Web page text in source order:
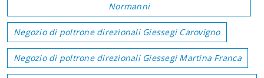
Normanni
Negozio di poltrone direzionali Giessegi Carovigno
Negozio di poltrone direzionali Giessegi Martina Franca